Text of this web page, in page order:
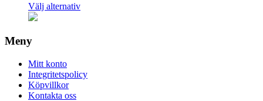
Välj alternativDen
olika
Meny
Mitt konto
Integritetspolicy
Köpvillkor
Kontakta oss